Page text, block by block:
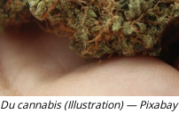
Du cannabis (Illustration) — Pixabay